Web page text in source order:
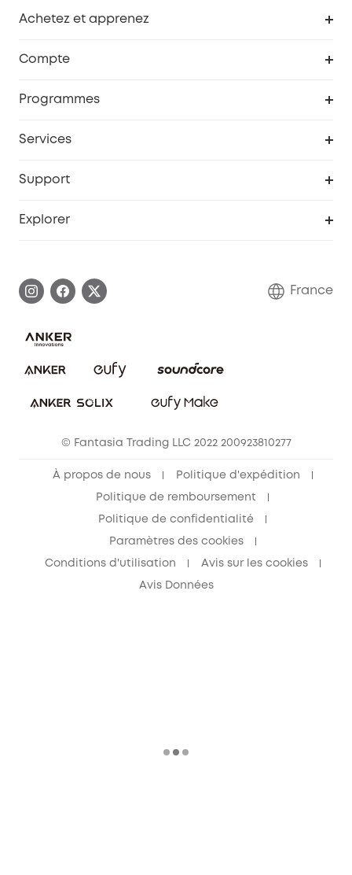
Achetez et apprenez
Compte
Programmes
Services
Support
Annuler la commande
Explorer
Communauté eufy Security
France
© Fantasia Trading LLC 2022 200923810277
À propos de nous Politique d'expédition
Politique de remboursement
Politique de confidentialité
Paramètres des cookies
Conditions d'utilisation Avis sur les cookies
Avis Données